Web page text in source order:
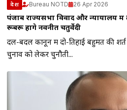
देश Bureau NOTD 26 Apr 2026
पंजाब राज्यसभा विवाद और न्यायालय में
रूबरू होंगे नवनीत चतुर्वेदी
दल-बदल कानून में दो-तिहाई बहुमत की शर्त
चुनाव को लेकर चुनौती...